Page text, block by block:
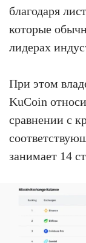
благодаря
которые
лидерах
При этом
KuCoin
сравнении с
занимает 14